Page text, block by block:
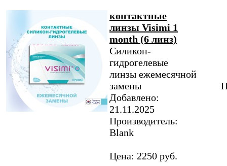
контактные
линзы Visimi 1
month (6 линз)
Силикон-
гидрогелевые
линзы ежемесячной
замены
Добавлено:
21.11.2025
Производитель:
Blank
Цена: 2250 руб.